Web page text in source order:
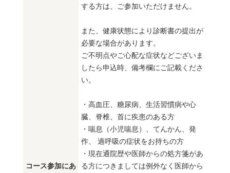
コース参加にあ
する方は、ご参加いただけません。
また、健康状態により診断書の提出が
必要な場合があります。
ご不明点やご心配な症状などございま
したら申込時、備考欄にご記載くださ
い。
・高血圧、糖尿病、生活習慣病や心
臓、脊椎、首に疾患のある方
・喘息（小児喘息）、てんかん、発
作、 過呼吸の症状をお持ちの方
・現在通院歴や医師からの処方箋があ
る方につきましては例外なく医師から